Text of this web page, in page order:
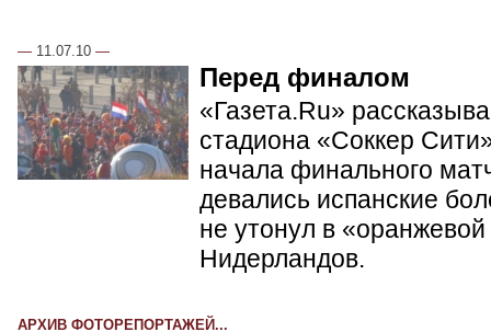
— 11.07.10 —
Перед финалом
«Газета.Ru»
стадиона «Соккер
начала финального
девались испанские
не утонул в
Нидерландов.
АРХИВ ФОТОРЕПОРТАЖЕЙ...